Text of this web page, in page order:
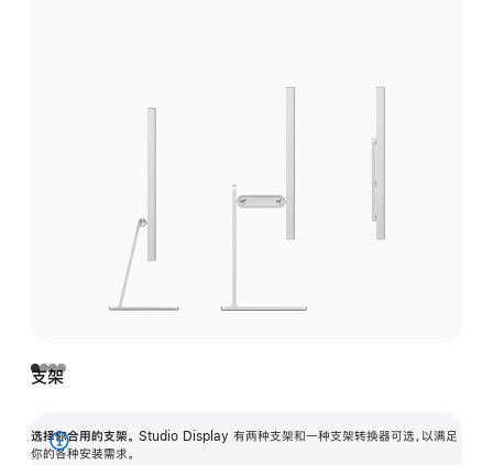
支架
选择你合用的支架。 Studio Display 有两种支架和一种支架转换器可选，以满足
你的各种安装需求。
展